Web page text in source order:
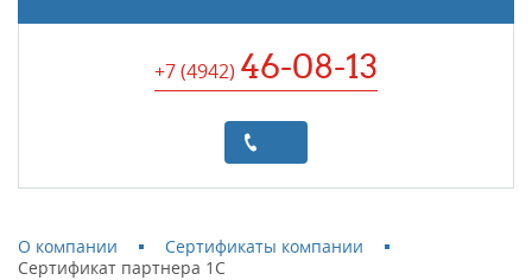
+7 (4942) 46-08-13
О компании
Сертификаты компании
Сертификат партнера 1С